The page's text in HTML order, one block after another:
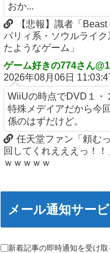
おか...
【悲報】識者「
パリィ系・ソウルライ
たようなゲーム」
ゲーム好きの774さん
2026年08月06日
WiiUの時点でDVD１・
特殊メデイアだから今
係のはずだけど。
任天堂ファン「頼む
回してくれえええっ！
ｗｗｗｗｗ
メール通知サー
新着記事の即時通知を受け取